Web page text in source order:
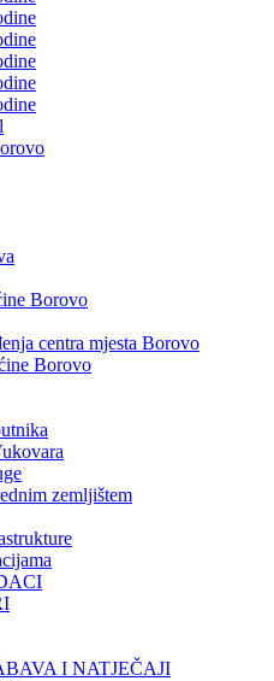
Borovo
centra mjesta Borovo
Borovo
zemljištem
I NATJEČAJI